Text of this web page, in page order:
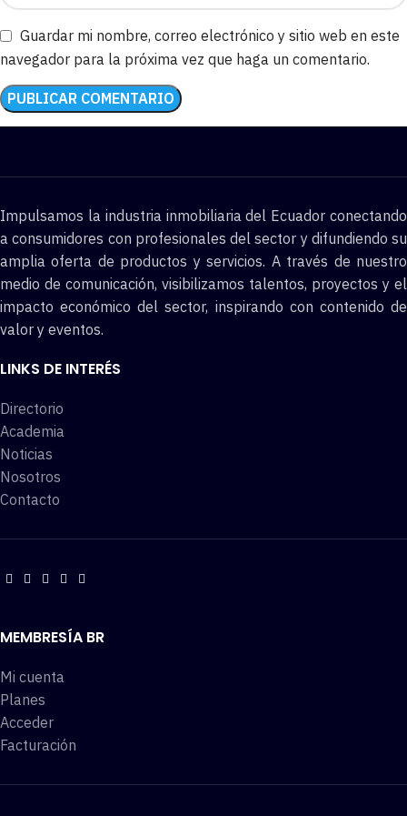
Guardar mi nombre, correo electrónico y sitio web en este
navegador para la próxima vez que haga un comentario.
Impulsamos la industria inmobiliaria del Ecuador conectando
a consumidores con profesionales del sector y difundiendo su
amplia oferta de productos y servicios. A través de nuestro
medio de comunicación, visibilizamos talentos, proyectos y el
impacto económico del sector, inspirando con contenido de
valor y eventos.
LINKS DE INTERÉS
Directorio
Academia
Noticias
Nosotros
Contacto
MEMBRESÍA BR
Mi cuenta
Planes
Acceder
Facturación